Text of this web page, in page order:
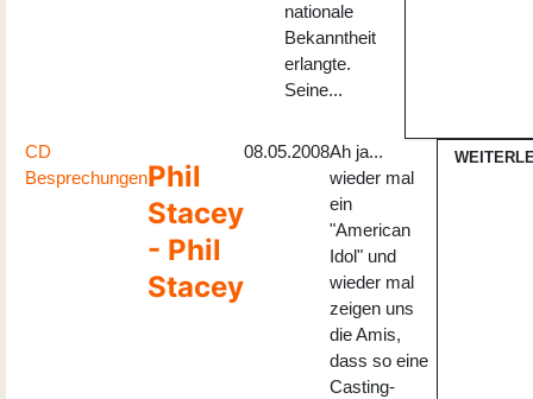
nationale
Bekanntheit
erlangte.
Seine...
CD
BesprechungenPhil
Stacey
- Phil
Stacey
08.05.2008Ah ja...
wieder mal
ein
"American
Idol" und
wieder mal
zeigen uns
die Amis,
dass so eine
Casting-